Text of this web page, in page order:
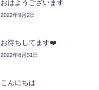
おはようございます
2022年9月2日
お待ちしてます❤️
2022年8月31日
こんにちは